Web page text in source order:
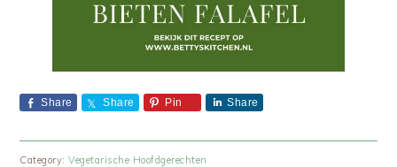
Share Share Pin Share
Category:Vegetarische Hoofdgerechten